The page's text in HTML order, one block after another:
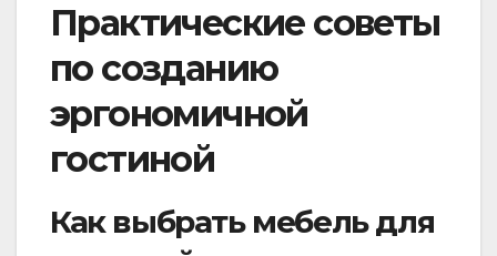
Практические советы
по созданию
эргономичной
гостиной
Как выбрать мебель для